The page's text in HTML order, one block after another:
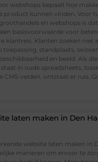
webshops bepaalt hoe
product kunnen vinden. Voor
en webshops is
basisvoorwaarde voor
klantreis. Klanten zoeken niet
toepassing, standplaats,
en beeld. Als
in oude spreadsheets,
CMS-velden, ontstaat er ruis.
laten maken in Den
website laten maken in
manieren om ervoor te